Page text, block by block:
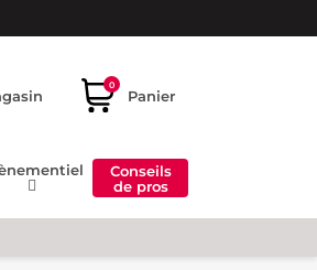
0
Panier
Conseils
de pros